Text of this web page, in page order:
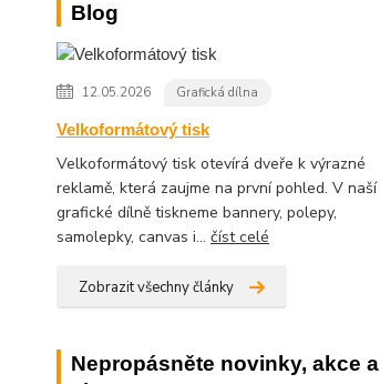
Blog
12.05.2026 Grafická dílna
Velkoformátový tisk
Velkoformátový tisk otevírá dveře k výrazné
reklamě, která zaujme na první pohled. V naší
grafické dílně tiskneme bannery, polepy,
samolepky, canvas i...číst celé
Zobrazit všechny články
Nepropásněte novinky, akce a